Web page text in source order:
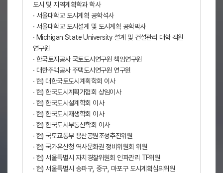
도시 및 지역계획학과 학사
∙ 서울대학교 도시계획 공학석사
∙ 서울대학교 도시설계 및 도시계획 공학박사
∙ Michigan State University 설계 및 건설관리 대학 객원
연구원
∙ 한국토지공사 국토도시연구원 책임연구원
∙ 대한주택공사 주택도시연구원 연구원
∙ 현) 대한국토도시계획학회 이사
∙ 현) 한국도시계획가협회 상임이사
∙ 현) 한국도시설계학회 이사
∙ 현) 한국도시재생학회 이사
∙ 현) 한국도시부동산학회 이사
∙ 현) 국토교통부 용산공원조성추진위원
∙ 현) 국가유산청 역사문화권 정비위원회 위원
∙ 현) 서울특별시 자치경찰위원회 인파관리 TF위원
∙ 현) 서울특별시 송파구, 중구, 마포구 도시계획심의위원